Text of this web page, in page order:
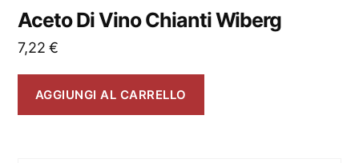
Aceto Di Vino Chianti Wiberg
7,22€
AGGIUNGI AL CARRELLO